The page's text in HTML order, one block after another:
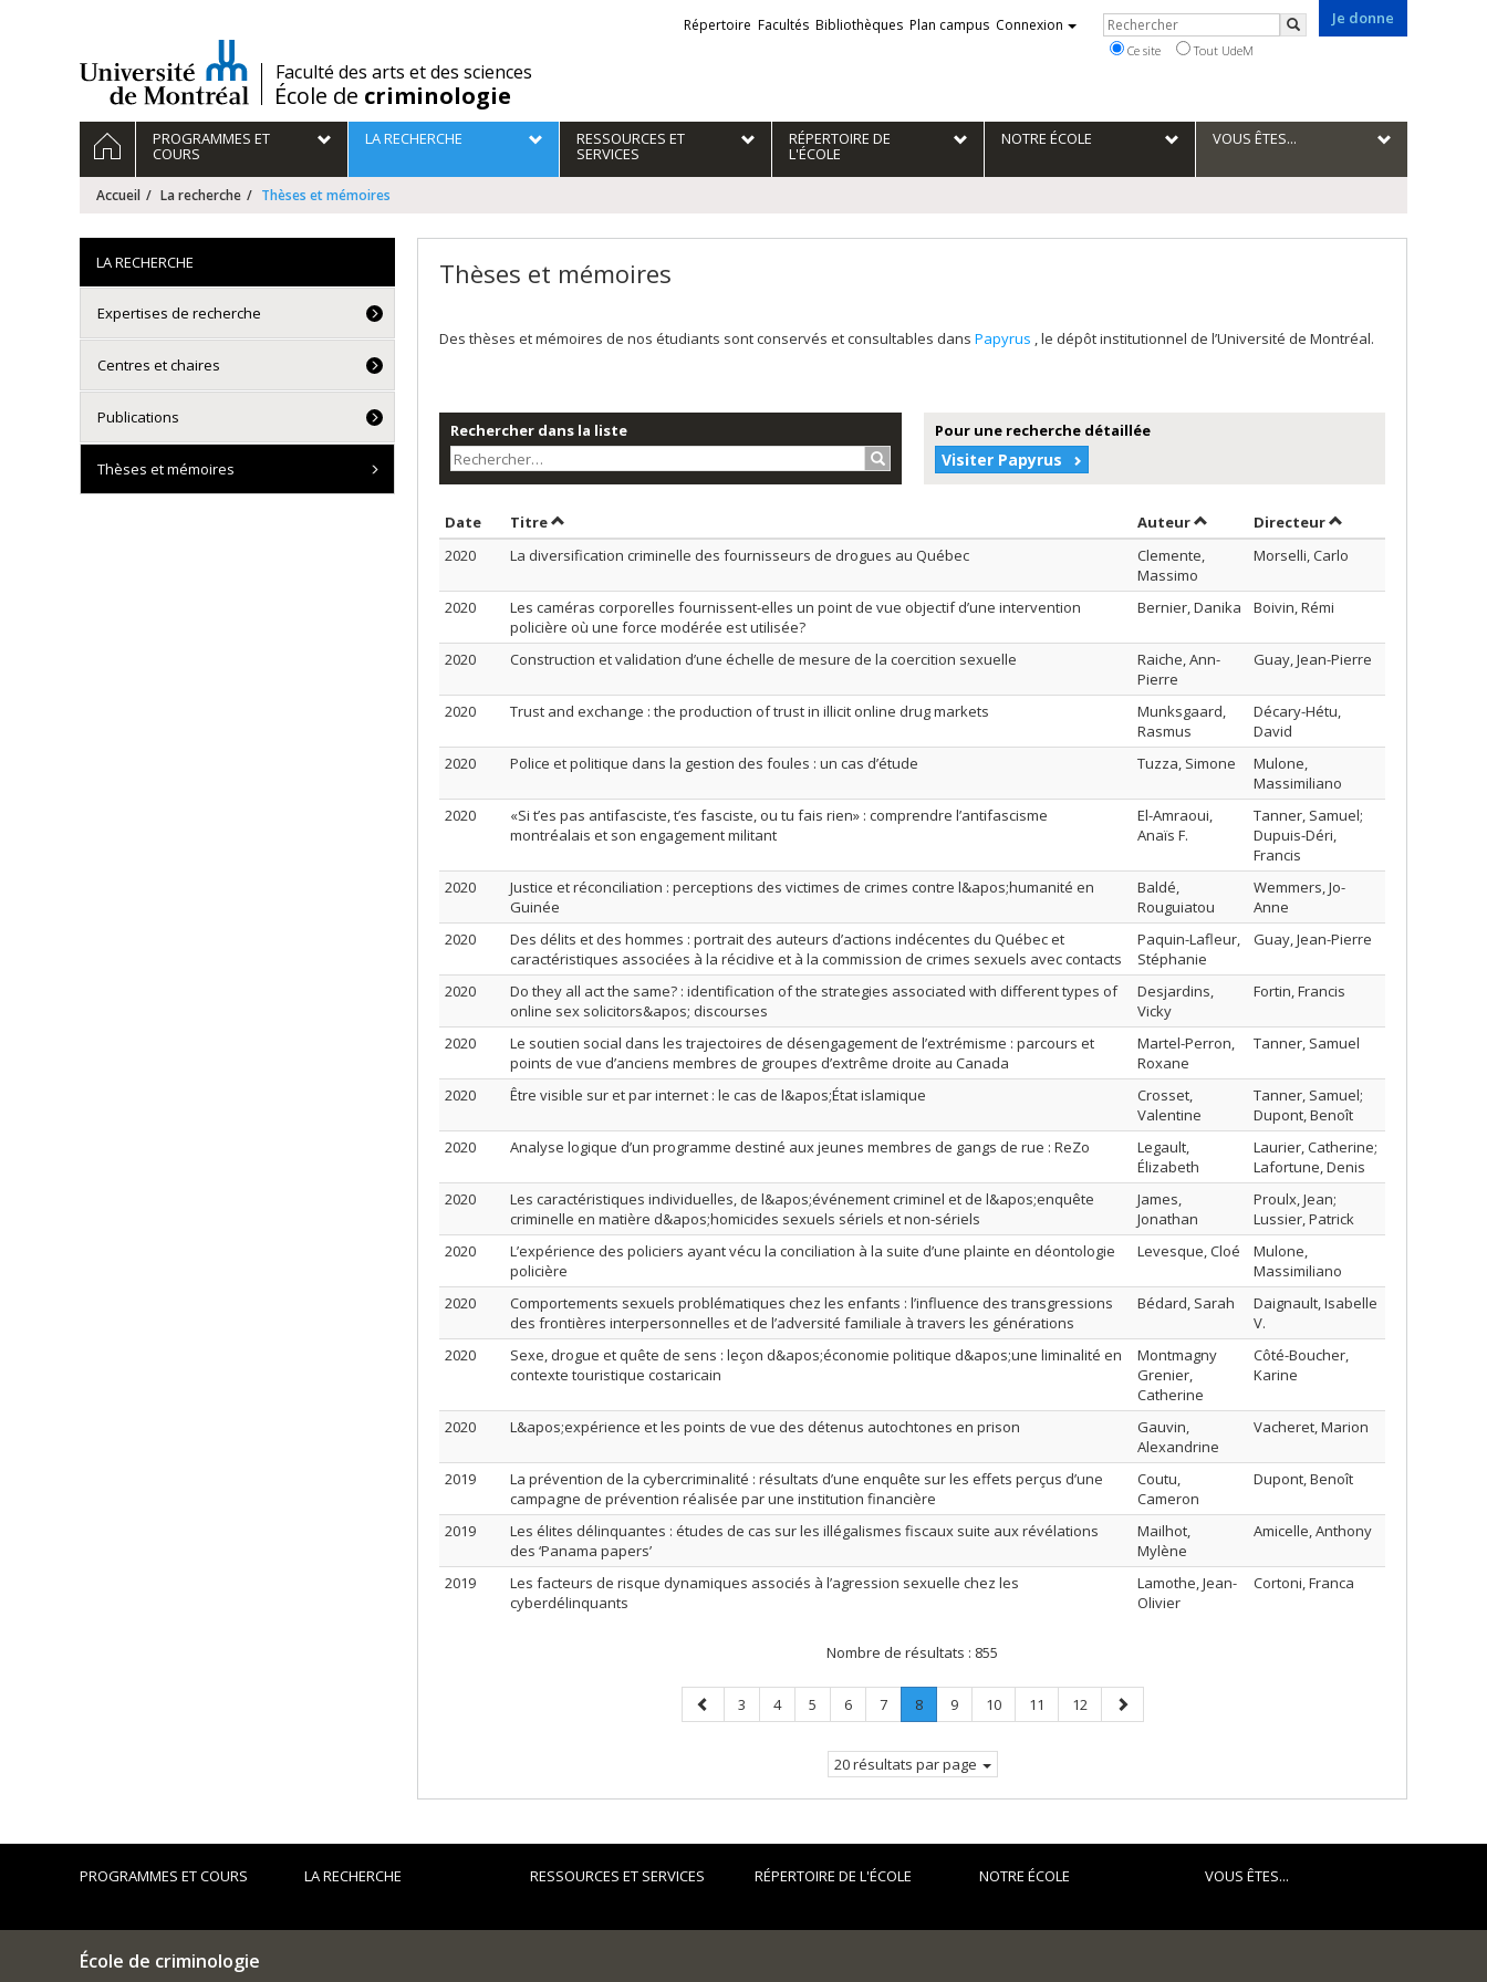
/Faculté des arts et des sciences
École de criminologie
Je donne
Liens
externes
Répertoire Facultés Bibliothèques Plan campus Connexion Rechercher
Rechercher
Ce site Tout UdeM
Navigation
principale
ACCUEILPROGRAMMES ET
COURS
LA RECHERCHE RESSOURCES ET
SERVICES
RÉPERTOIRE DE
L'ÉCOLE
NOTRE ÉCOLE VOUS ÊTES...
Accueil La recherche Thèses et mémoires
Thèses et mémoires
Des thèses et mémoires de nos étudiants sont conservés et consultables dans Papyrus , le dépôt institutionnel de l’Université de Montréal.
Rechercher dans la liste
Rechercher…
Pour une recherche détaillée
Visiter Papyrus
Date Trier par date en ordre croissant
TitreTrier par titre en ordre croissant AuteurTrier par auteur en ordre croissant
Directeurpar contributeur en
2020
La diversification criminelle des fournisseurs de drogues au Québec
Clemente,
Massimo
Morselli, Carlo
2020
Les caméras corporelles fournissent-elles un point de vue objectif d’une intervention
policière où une force modérée est utilisée?
Bernier, Danika Boivin, Rémi
2020 Construction et validation d’une échelle de mesure de la coercition sexuelle
Raiche, Ann-
Pierre
Guay, Jean-Pierre
2020 Trust and exchange : the production of trust in illicit online drug markets
Munksgaard,
Rasmus
Décary-Hétu,
David
2020
Police et politique dans la gestion des foules : un cas d’étude Tuzza, Simone
Mulone,
Massimiliano
2020
«Si t’es pas antifasciste, t’es fasciste, ou tu fais rien» : comprendre l’antifascisme
montréalais et son engagement militant
El-Amraoui,
Anaïs F.
Tanner, Samuel;
Dupuis-Déri,
Francis
2020
Justice et réconciliation : perceptions des victimes de crimes contre l&apos;humanité en
Guinée
Baldé,
Rouguiatou
Wemmers, Jo-
Anne
2020
Des délits et des hommes : portrait des auteurs d’actions indécentes du Québec et
caractéristiques associées à la récidive et à la commission de crimes sexuels avec contacts
Paquin-Lafleur,
Stéphanie
Guay, Jean-Pierre
2020
Do they all act the same? : identification of the strategies associated with different types of
online sex solicitors&apos; discourses
Desjardins,
Vicky
Fortin, Francis
2020
Le soutien social dans les trajectoires de désengagement de l’extrémisme : parcours et
points de vue d’anciens membres de groupes d’extrême droite au Canada
Martel-Perron,
Roxane
Tanner, Samuel
2020 Être visible sur et par internet : le cas de l&apos;État islamique
Crosset,
Valentine
Tanner, Samuel;
Dupont, Benoît
2020
Analyse logique d’un programme destiné aux jeunes membres de gangs de rue : ReZo
Legault,
Élizabeth
Laurier, Catherine;
Lafortune, Denis
2020
Les caractéristiques individuelles, de l&apos;événement criminel et de l&apos;enquête
criminelle en matière d&apos;homicides sexuels sériels et non-sériels
James,
Jonathan
Proulx, Jean;
Lussier, Patrick
2020
L’expérience des policiers ayant vécu la conciliation à la suite d’une plainte en déontologie
policière
Levesque, Cloé
Mulone,
Massimiliano
2020
Comportements sexuels problématiques chez les enfants : l’influence des transgressions
des frontières interpersonnelles et de l’adversité familiale à travers les générations
Bédard, Sarah
Daignault, Isabelle
V.
2020
Sexe, drogue et quête de sens : leçon d&apos;économie politique d&apos;une liminalité en
contexte touristique costaricain
Montmagny
Grenier,
Catherine
Côté-Boucher,
Karine
2020 L&apos;expérience et les points de vue des détenus autochtones en prison
Gauvin,
Alexandrine
Vacheret, Marion
2019
La prévention de la cybercriminalité : résultats d’une enquête sur les effets perçus d’une
campagne de prévention réalisée par une institution financière
Coutu,
Cameron
Dupont, Benoît
2019
Les élites délinquantes : études de cas sur les illégalismes fiscaux suite aux révélations
des ‘Panama papers’
Mailhot,
Mylène
Amicelle, Anthony
2019
Les facteurs de risque dynamiques associés à l’agression sexuelle chez les
cyberdélinquants
Lamothe, Jean-
Olivier
Cortoni, Franca
Nombre de résultats : 855
Page
précédente
Page
3 Page
4 Page
5 Page
6 Page
7 Page
8.
Page
Page
9 Page
10 Page
11 Page
12
Page
suivante
20 résultats par page
LA RECHERCHE
Expertises de recherche
Centres et chaires
Publications
Thèses et mémoires
PROGRAMMES ET COURS LA RECHERCHE RESSOURCES ET SERVICES RÉPERTOIRE DE L'ÉCOLE NOTRE ÉCOLE VOUS ÊTES...
École de criminologie